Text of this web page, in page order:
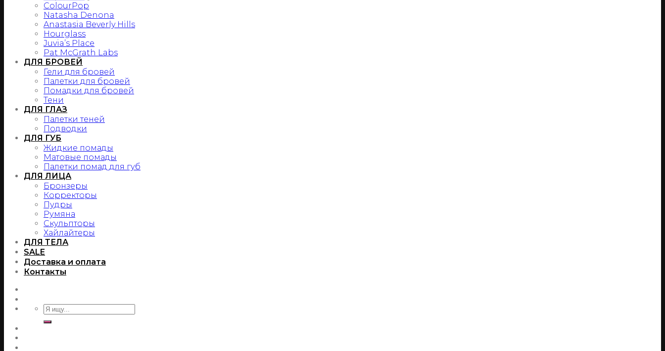
ColourPop
Natasha Denona
Anastasia Beverly Hills
Hourglass
Juvia’s Place
Pat McGrath Labs
ДЛЯ БРОВЕЙ
Гели для бровей
Палетки для бровей
Помадки для бровей
Тени
ДЛЯ ГЛАЗ
Палетки теней
Подводки
ДЛЯ ГУБ
Жидкие помады
Матовые помады
Палетки помад для губ
ДЛЯ ЛИЦА
Бронзеры
Корректоры
Пудры
Румяна
Скульпторы
Хайлайтеры
ДЛЯ ТЕЛА
SALE
Доставка и оплата
Контакты